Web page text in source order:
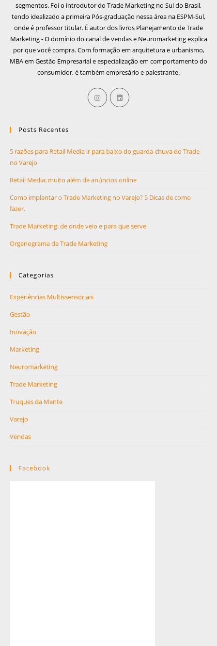
segmentos. Foi o introdutor do Trade Marketing no Sul do Brasil,
tendo idealizado a primeira Pós-graduação nessa área na ESPM-Sul,
onde é professor titular. É autor dos livros Planejamento de Trade
Marketing - O domínio do canal de vendas e Neuromarketing explica
por que você compra. Com formação em arquitetura e urbanismo,
MBA em Gestão Empresarial e especialização em comportamento do
consumidor, é também empresário e palestrante.
Posts Recentes
5 razões para Retail Media ir para baixo do guarda-chuva do Trade
no Varejo
Retail Media: muito além de anúncios online
Como implantar o Trade Marketing no Varejo? 5 Dicas de como
fazer.
Trade Marketing: de onde veio e para que serve
Organograma de Trade Marketing
Categorias
Experiências Multissensoriais
Gestão
Inovação
Marketing
Neuromarketing
Trade Marketing
Truques da Mente
Varejo
Vendas
Facebook